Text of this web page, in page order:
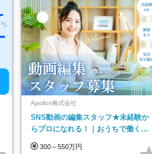
Apollon株式会社
SNS動画の編集スタッフ★未経験か
らプロになれる！｜おうちで働くフ
300～550万円